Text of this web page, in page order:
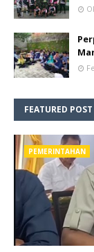
FEATURED POST
PEMERINTAHAN